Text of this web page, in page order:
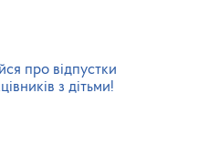
про відпустки
з дітьми!